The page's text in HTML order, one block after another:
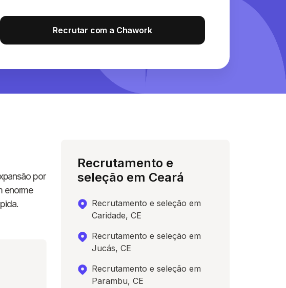
Recrutar com a Chawork
por
enorme
Recrutamento e
seleção em Ceará
Recrutamento e seleção em
Caridade, CE
Recrutamento e seleção em
Jucás, CE
Recrutamento e seleção em
Parambu, CE